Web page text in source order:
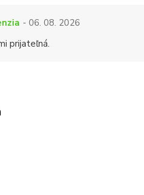
- 06. 08. 2026
prijateľná.